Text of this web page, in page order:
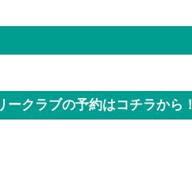
クラブの予約はコチラから！